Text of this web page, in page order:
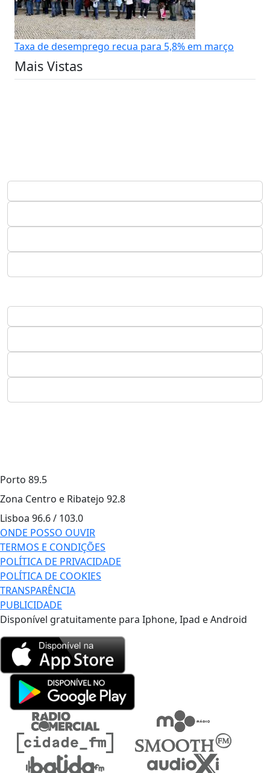
Taxa de desemprego recua para 5,8% em março
Mais Vistas
Porto 89.5
Zona Centro e Ribatejo 92.8
Lisboa 96.6 / 103.0
ONDE POSSO OUVIR
TERMOS E CONDIÇÕES
POLÍTICA DE PRIVACIDADE
POLÍTICA DE COOKIES
TRANSPARÊNCIA
PUBLICIDADE
Disponível gratuitamente para Iphone, Ipad e Android